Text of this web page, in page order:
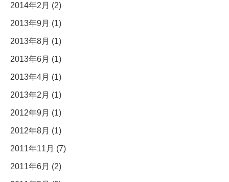
2014年2月 (2)
2013年9月 (1)
2013年8月 (1)
2013年6月 (1)
2013年4月 (1)
2013年2月 (1)
2012年9月 (1)
2012年8月 (1)
2011年11月 (7)
2011年6月 (2)